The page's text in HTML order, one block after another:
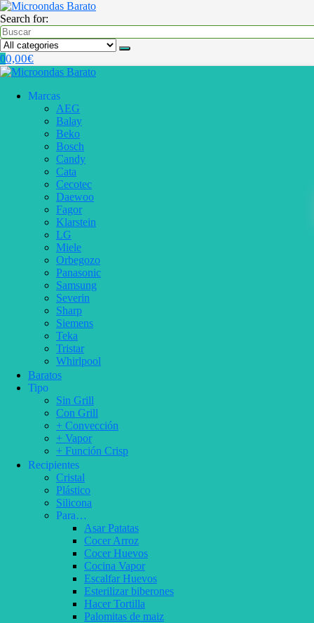
Search for:
00,00€
Marcas
AEG
Balay
Beko
Bosch
Candy
Cata
Cecotec
Daewoo
Fagor
Klarstein
LG
Miele
Orbegozo
Panasonic
Samsung
Severin
Sharp
Siemens
Teka
Tristar
Whirlpool
Baratos
Tipo
Sin Grill
Con Grill
+ Convección
+ Vapor
+ Función Crisp
Recipientes
Cristal
Plástico
Silicona
Para…
Asar Patatas
Cocer Arroz
Cocer Huevos
Cocina Vapor
Escalfar Huevos
Esterilizar biberones
Hacer Tortilla
Palomitas de maiz